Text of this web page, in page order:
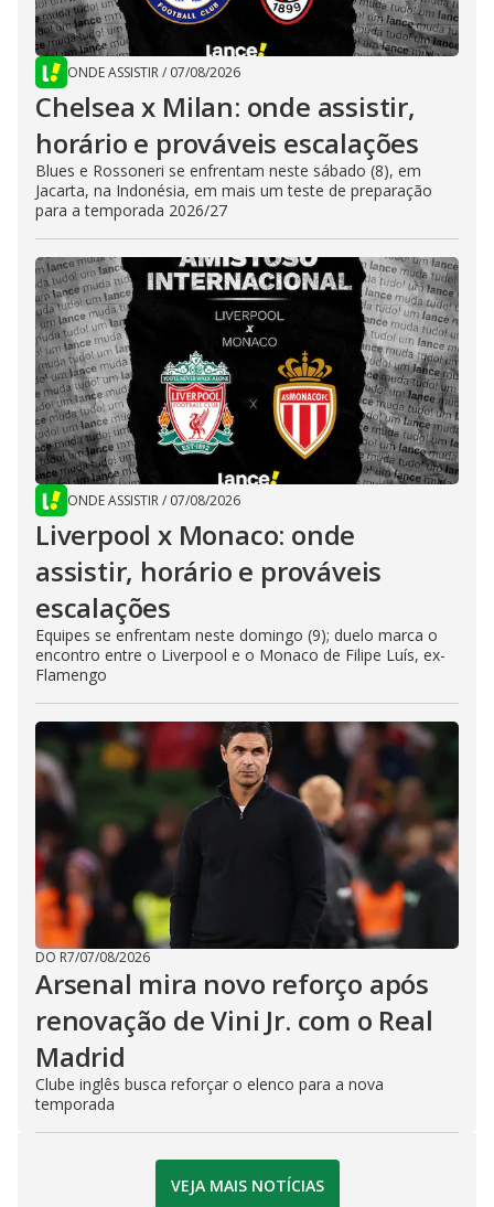
ONDE ASSISTIR/ 07/08/2026
Chelsea x Milan: onde assistir,
horário e prováveis escalações
Blues e Rossoneri se enfrentam neste sábado (8), em
Jacarta, na Indonésia, em mais um teste de preparação
para a temporada 2026/27
ONDE ASSISTIR/ 07/08/2026
Liverpool x Monaco: onde
assistir, horário e prováveis
escalações
Equipes se enfrentam neste domingo (9); duelo marca o
encontro entre o Liverpool e o Monaco de Filipe Luís, ex-
Flamengo
DO R7/07/08/2026
Arsenal mira novo reforço após
renovação de Vini Jr. com o Real
Madrid
Clube inglês busca reforçar o elenco para a nova
temporada
VEJA MAIS NOTÍCIAS